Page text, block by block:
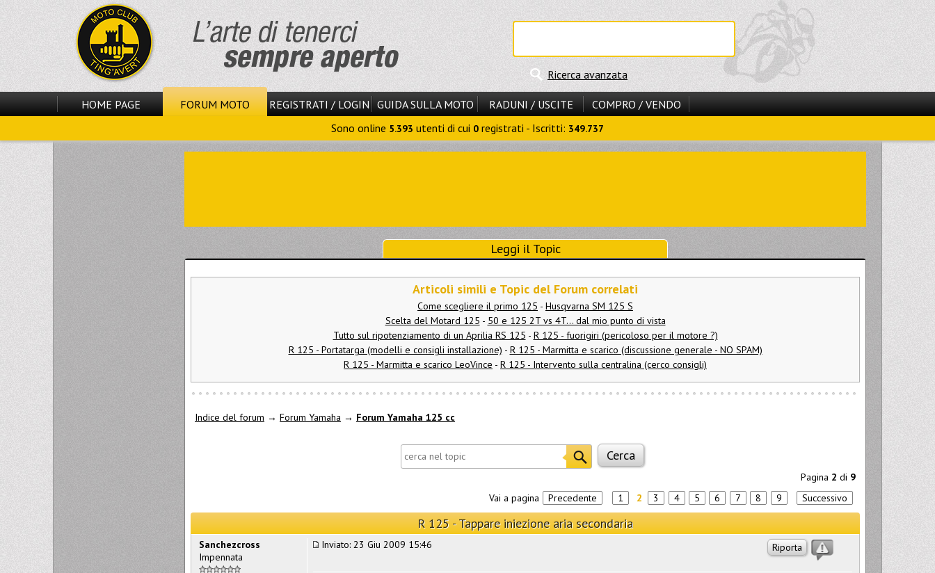
Ricerca avanzata
HOME PAGE FORUM MOTO REGISTRATI / LOGIN GUIDA SULLA MOTO RADUNI / USCITE
COMPRO / VENDO
Sono online 5.393 utenti di cui 0 registrati - Iscritti: 349.737
Leggi il Topic
Articoli simili e Topic del Forum correlati
Come scegliere il primo 125 - Husqvarna SM 125 S
Scelta del Motard 125 - 50 e 125 2T vs 4T... dal mio punto di vista
Tutto sul ripotenziamento di un Aprilia RS 125 - R 125 - fuorigiri (pericoloso per il motore ?)
R 125 - Portatarga (modelli e consigli installazione) - R 125 - Marmitta e scarico (discussione generale - NO SPAM)
R 125 - Marmitta e scarico LeoVince - R 125 - Intervento sulla centralina (cerco consigli)
Indice del forum → Forum Yamaha → Forum Yamaha 125 cc
Pagina 2 di 9
Vai a pagina
Precedente 1 2 3 4 5 6 7 8 9 Successivo
R 125 - Tappare iniezione aria secondaria
Riporta
Inviato: 23 Giu 2009 15:46
Sanchezcross
Impennata